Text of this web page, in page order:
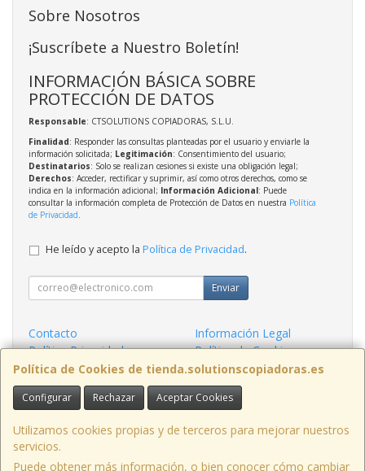
Política de Cookies de tienda.solutionscopiadoras.es
Configurar Rechazar Aceptar Cookies
Utilizamos cookies propias y de terceros para mejorar nuestros
servicios.
Puede obtener más información, o bien conocer cómo cambiar
Sobre Nosotros
¡Suscríbete a Nuestro Boletín!
INFORMACIÓN BÁSICA SOBRE
PROTECCIÓN DE DATOS
Responsable: CTSOLUTIONS COPIADORAS, S.L.U.
Finalidad: Responder las consultas planteadas por el usuario y enviarle la
información solicitada; Legitimación: Consentimiento del usuario;
Destinatarios: Solo se realizan cesiones si existe una obligación legal;
Derechos: Acceder, rectificar y suprimir, así como otros derechos, como se
indica en la información adicional; Información Adicional: Puede
consultar la información completa de Protección de Datos en nuestra Política
de Privacidad
He leído y acepto la Política de Privacidad.
Enviar
Contacto
Información Legal
Política Privacidad
Política de Cookies
Condiciones de Compra
Formas de Pago
Contacto
info@solutionscopiadoras.es